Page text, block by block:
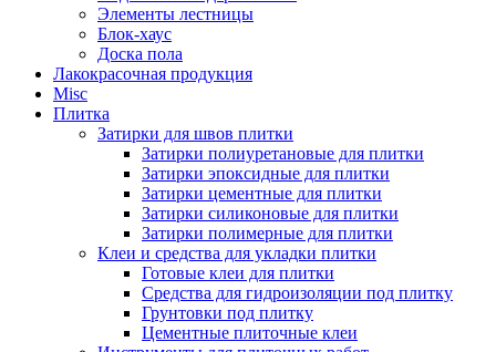
Элементы лестницы
Блок-хаус
Доска пола
Лакокрасочная продукция
Misc
Плитка
Затирки для швов плитки
Затирки полиуретановые для плитки
Затирки эпоксидные для плитки
Затирки цементные для плитки
Затирки силиконовые для плитки
Затирки полимерные для плитки
Клеи и средства для укладки плитки
Готовые клеи для плитки
Средства для гидроизоляции под плитку
Грунтовки под плитку
Цементные плиточные клеи